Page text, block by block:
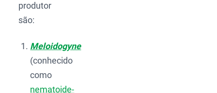
produtor
são:
Meloidogyne
(conhecido
como
nematoide-